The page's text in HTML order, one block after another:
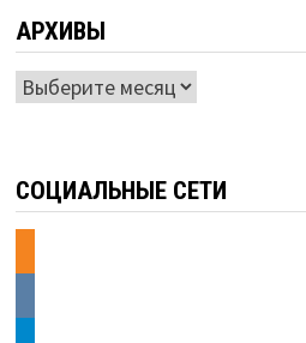
АРХИВЫ
Архивы
СОЦИАЛЬНЫЕ СЕТИ